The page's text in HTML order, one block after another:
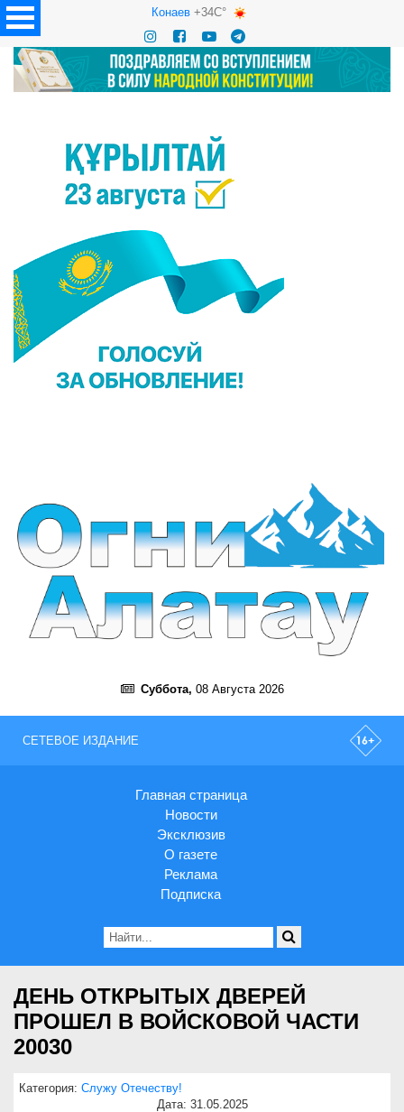
Конаев+34C°
Суббота, 08 Августа 2026
СЕТЕВОЕ ИЗДАНИЕ
Главная страница
Новости
Эксклюзив
О газете
Реклама
Подписка
ДЕНЬ ОТКРЫТЫХ ДВЕРЕЙ
ПРОШЕЛ В ВОЙСКОВОЙ ЧАСТИ
20030
Категория: Служу Отечеству!
Дата: 31.05.2025